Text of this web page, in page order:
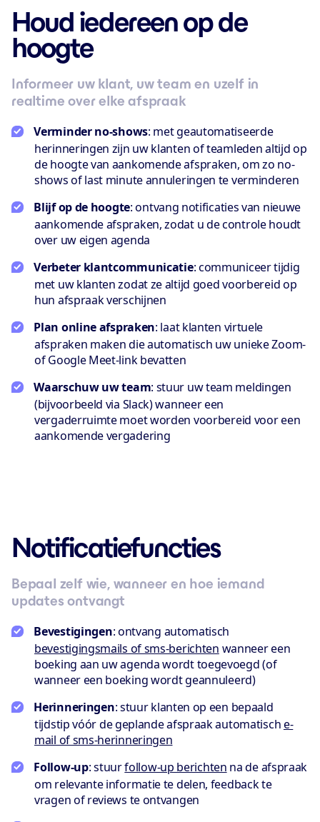
Houd iedereen op de
hoogte
Informeer uw klant, uw team en uzelf in
realtime over elke afspraak
Verminder no-shows: met geautomatiseerde
herinneringen zijn uw klanten of teamleden altijd op
de hoogte van aankomende afspraken, om zo no-
shows of last minute annuleringen te verminderen
Blijf op de hoogte: ontvang notificaties van nieuwe
aankomende afspraken, zodat u de controle houdt
over uw eigen agenda
Verbeter klantcommunicatie: communiceer tijdig
met uw klanten zodat ze altijd goed voorbereid op
hun afspraak verschijnen
Plan online afspraken: laat klanten virtuele
afspraken maken die automatisch uw unieke Zoom-
of Google Meet-link bevatten
Waarschuw uw team: stuur uw team meldingen
(bijvoorbeeld via Slack) wanneer een
vergaderruimte moet worden voorbereid voor een
aankomende vergadering
Notificatiefuncties
Bepaal zelf wie, wanneer en hoe iemand
updates ontvangt
Bevestigingen: ontvang automatisch
bevestigingsmails of sms-berichten wanneer een
boeking aan uw agenda wordt toegevoegd (of
wanneer een boeking wordt geannuleerd)
Herinneringen: stuur klanten op een bepaald
tijdstip vóór de geplande afspraak automatische-
mail of sms-herinneringen
Follow-up: stuurfollow-up berichten na de afspraak
om relevante informatie te delen, feedback te
vragen of reviews te ontvangen